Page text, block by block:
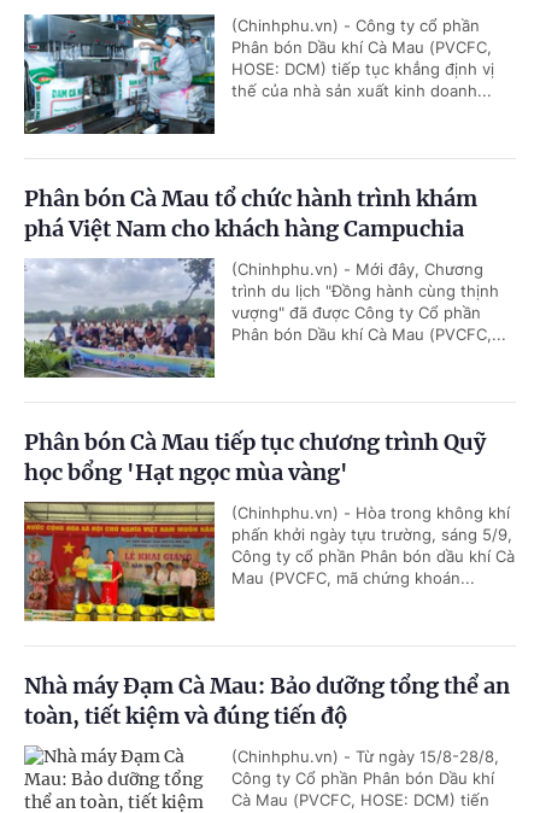
(Chinhphu.vn) - Công ty cổ phần
Phân bón Dầu khí Cà Mau (PVCFC,
HOSE: DCM) tiếp tục khẳng định vị
thế của nhà sản xuất kinh doanh...
Phân bón Cà Mau tổ chức hành trình khám
phá Việt Nam cho khách hàng Campuchia
(Chinhphu.vn) - Mới đây, Chương
trình du lịch "Đồng hành cùng thịnh
vượng" đã được Công ty Cổ phần
Phân bón Dầu khí Cà Mau (PVCFC,...
Phân bón Cà Mau tiếp tục chương trình Quỹ
học bổng 'Hạt ngọc mùa vàng'
(Chinhphu.vn) - Hòa trong không khí
phấn khởi ngày tựu trường, sáng 5/9,
Công ty cổ phần Phân bón dầu khí Cà
Mau (PVCFC, mã chứng khoán...
Nhà máy Đạm Cà Mau: Bảo dưỡng tổng thể an
toàn, tiết kiệm và đúng tiến độ
(Chinhphu.vn) - Từ ngày 15/8-28/8,
Công ty Cổ phần Phân bón Dầu khí
Cà Mau (PVCFC, HOSE: DCM) tiến